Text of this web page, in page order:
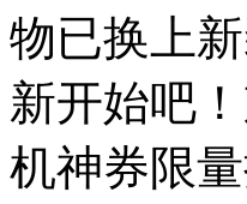
物已换上
新开始吧
机神券限